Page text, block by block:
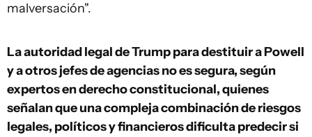
malversación".
La autoridad legal de Trump para destituir a Powell
y a otros jefes de agencias no es segura, según
expertos en derecho constitucional, quienes
señalan que una compleja combinación de riesgos
legales, políticos y financieros dificulta predecir si